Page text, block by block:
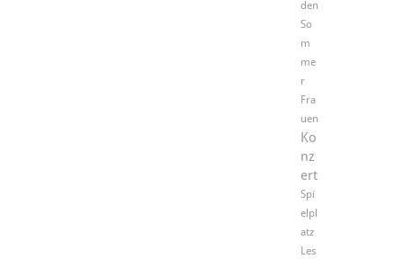
den
So
m
me
r
Fra
uen
Ko
nz
ert
Spi
elpl
atz
Les